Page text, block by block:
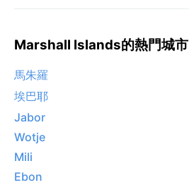
Marshall Islands的熱門城市
馬朱羅
埃巴耶
Jabor
Wotje
Mili
Ebon